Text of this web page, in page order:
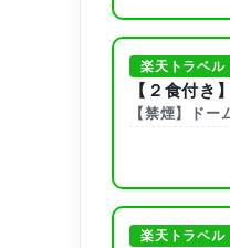
楽天トラベル
【２食付
【禁煙】ド
楽天トラベル